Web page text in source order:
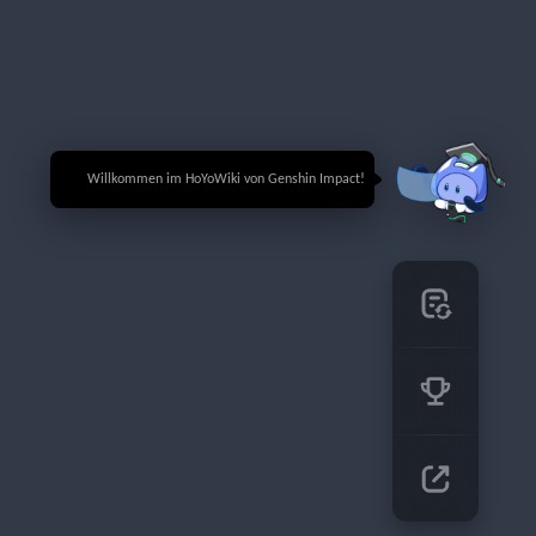
🎉 Willkommen im HoYoWiki von Genshin Impact!